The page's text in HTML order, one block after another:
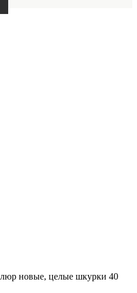
новые, целые шкурки 40